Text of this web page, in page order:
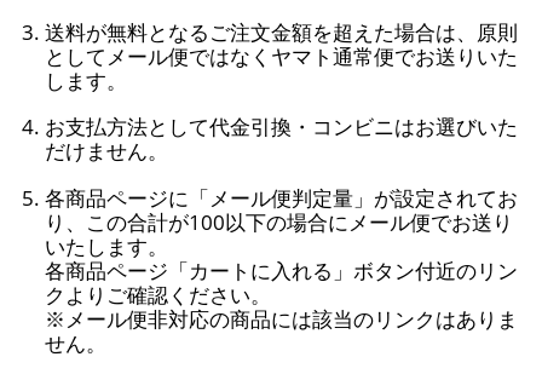
送料が無料となるご注文金額を超えた場合は、原則
としてメール便ではなくヤマト通常便でお送りいた
します。
お支払方法として代金引換・コンビニはお選びいた
だけません。
各商品ページに「メール便判定量」が設定されてお
り、この合計が100以下の場合にメール便でお送り
いたします。
各商品ページ「カートに入れる」ボタン付近のリン
クよりご確認ください。
※メール便非対応の商品には該当のリンクはありま
せん。